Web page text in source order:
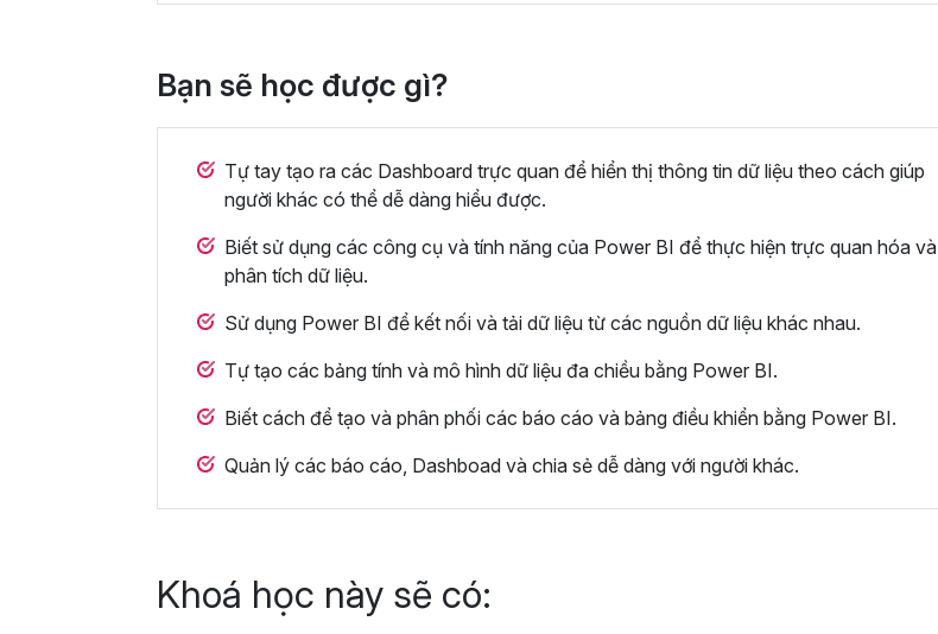
Bạn sẽ học được gì?
Tự tay tạo ra các Dashboard trực quan để hiển thị thông tin dữ liệu theo cách giúp
người khác có thể dễ dàng hiểu được.
Biết sử dụng các công cụ và tính năng của Power BI để thực hiện trực quan hóa và
phân tích dữ liệu.
Sử dụng Power BI để kết nối và tải dữ liệu từ các nguồn dữ liệu khác nhau.
Tự tạo các bảng tính và mô hình dữ liệu đa chiều bằng Power BI.
Biết cách để tạo và phân phối các báo cáo và bảng điều khiển bằng Power BI.
Quản lý các báo cáo, Dashboad và chia sẻ dễ dàng với người khác.
Khoá học này sẽ có: